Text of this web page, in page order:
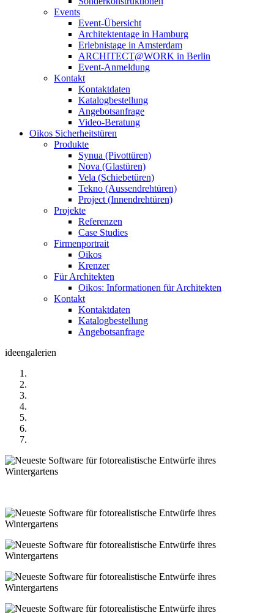
Events
Event-Übersicht
Architektentage in Hamburg
Erlebnistage in Amsterdam
ARCHITECT@WORK in Berlin
Event-Anmeldung
Kontakt
Kontaktdaten
Katalogbestellung
Angebotsanfrage
Video-Beratung
Oikos Sicherheitstüren
Produkte
Synua (Pivottüren)
Nova (Glastüren)
Vela (Schiebetüren)
Tekno (Aussendrehtüren)
Project (Innendrehtüren)
Projekte
Referenzen
Case Studies
Firmenportrait
Oikos
Krenzer
Für Architekten
Oikos: Informationen für Architekten
Kontakt
Kontaktdaten
Katalogbestellung
Angebotsanfrage
ideengalerien